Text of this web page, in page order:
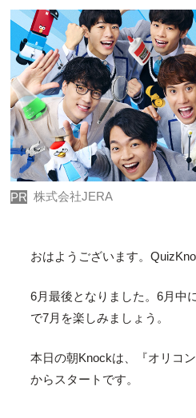
PR 株式会社JERA
おはようございます。
6月最後となりました。6月中
で7月を楽しみましょう。
本日の朝Knockは、『オリコ
からスタートです。